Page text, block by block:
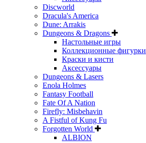
Discworld
Dracula's America
Dune: Arrakis
Dungeons & Dragons
Настольные игры
Коллекционные фигурки
Краски и кисти
Аксессуары
Dungeons & Lasers
Enola Holmes
Fantasy Football
Fate Of A Nation
Firefly: Misbehavin
A Fistful of Kung Fu
Forgotten World
ALBION